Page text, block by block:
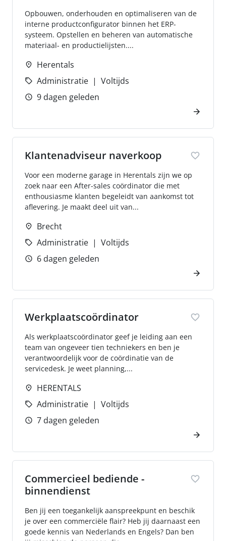
Opbouwen, onderhouden en optimaliseren van de
interne productconfigurator binnen het ERP-
systeem. Opstellen en beheren van automatische
materiaal- en productielijsten....
Herentals
Administratie
Voltijds
9 dagen geleden
Klantenadviseur naverkoop
Voor een moderne garage in Herentals zijn we op
zoek naar een After-sales coördinator die met
enthousiasme klanten begeleidt van aankomst tot
aflevering. Je maakt deel uit van...
Brecht
Administratie
Voltijds
6 dagen geleden
Werkplaatscoördinator
Als werkplaatscoördinator geef je leiding aan een
team van ongeveer tien techniekers en ben je
verantwoordelijk voor de coördinatie van de
servicedesk. Je weet planning,...
HERENTALS
Administratie
Voltijds
7 dagen geleden
Commercieel bediende -
binnendienst
Ben jij een toegankelijk aanspreekpunt en beschik
je over een commerciële flair? Heb jij daarnaast een
goede kennis van Nederlands en Engels? Dan ben